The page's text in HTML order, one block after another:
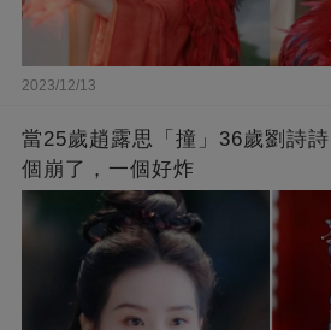
2023/12/13
當25歲趙露思「撞」36歲劉詩
個崩了，一個好炸